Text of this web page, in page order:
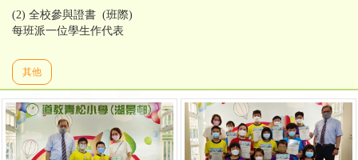
(2) 全校參與證書 (班際)
每班派一位學生作代表
其他